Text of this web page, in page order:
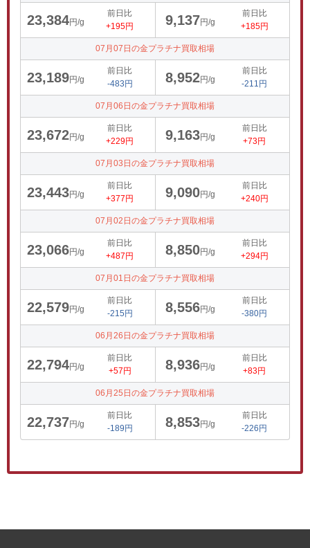
23,384円/g
前日比
+195円
9,137円/g
前日比
+185円
07月07日の金プラチナ買取相場
23,189円/g
前日比
-483円
8,952円/g
前日比
-211円
07月06日の金プラチナ買取相場
23,672円/g
前日比
+229円
9,163円/g
前日比
+73円
07月03日の金プラチナ買取相場
23,443円/g
前日比
+377円
9,090円/g
前日比
+240円
07月02日の金プラチナ買取相場
23,066円/g
前日比
+487円
8,850円/g
前日比
+294円
07月01日の金プラチナ買取相場
22,579円/g
前日比
-215円
8,556円/g
前日比
-380円
06月26日の金プラチナ買取相場
22,794円/g
前日比
+57円
8,936円/g
前日比
+83円
06月25日の金プラチナ買取相場
22,737円/g
前日比
-189円
8,853円/g
前日比
-226円